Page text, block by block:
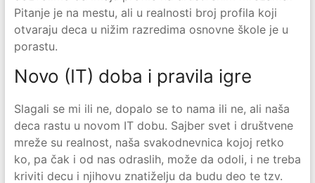
Pitanje je na mestu, ali u realnosti broj profila koji
otvaraju deca u nižim razredima osnovne škole je u
porastu.
Novo (IT) doba i pravila igre
Slagali se mi ili ne, dopalo se to nama ili ne, ali naša
deca rastu u novom IT dobu. Sajber svet i društvene
mreže su realnost, naša svakodnevnica kojoj retko
ko, pa čak i od nas odraslih, može da odoli, i ne treba
kriviti decu i njihovu znatiželju da budu deo te tzv.